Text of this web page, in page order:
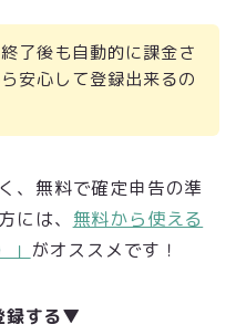
了後も自動的に課金さ
安心して登録出来るの
、無料で確定申告の準
には、 無料から使える
がオススメです！
録する▼